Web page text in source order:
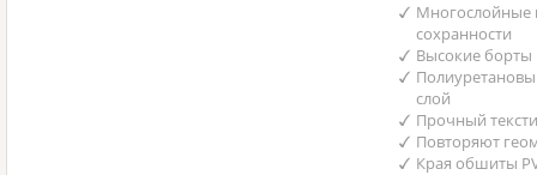
Многослойные
сохранности
Высокие борты
слой
Прочный
Повторяют
Края обшиты